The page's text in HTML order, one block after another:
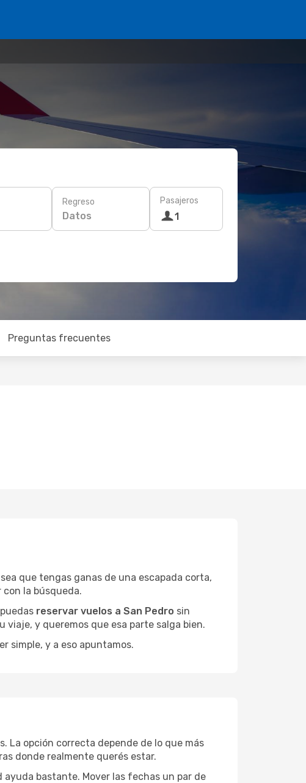
Regreso
Datos
Pasajeros
1
Preguntas frecuentes
que tengas ganas de una escapada corta,
la búsqueda.
reservar vuelos a San Pedro sin
y queremos que esa parte salga bien.
simple, y a eso apuntamos.
La opción correcta depende de lo que más
donde realmente querés estar.
bastante. Mover las fechas un par de